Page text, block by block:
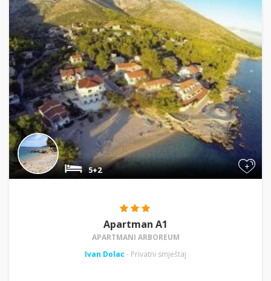
+
5+2
Apartman A1
APARTMANI ARBOREUM
Ivan Dolac - Privatni smještaj